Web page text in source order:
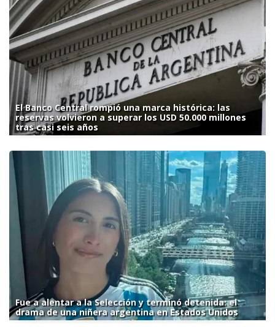
El Banco Central rompió una marca histórica: las
reservas volvieron a superar los USD 50.000 millones
tras casi seis años
Fue a alentar a la Selección y terminó detenida: el
drama de una niñera argentina en Estados Unidos